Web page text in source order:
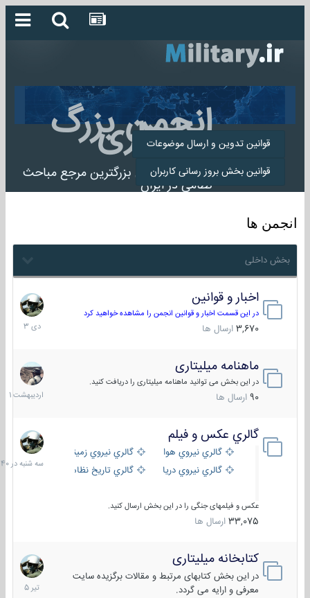
انجمن بزرگ
میلیتاری
انجمن میلیتاری بزرگترین مرجع مباحث
نظامی در ایران
قوانین تدوین و ارسال موضوعات
قوانین بخش بروز رسانی کاربران
انجمن ها
بخش داخلی
اخبار و قوانین
در این قسمت اخبار و قوانین انجمن را مشاهده خواهید کرد
3,670 ارسال ها
22
دی
1403
ماهنامه میلیتاری
در این بخش می توانید ماهنامه میلیتاری را دریافت کنید.
90 ارسال ها
30
1401
گالري عكس و فيلم
گالري نيروي هوايي
گالري نيروي زميني
گالري نيروي دريايي
گالري تاریخ نظامی
عکس و فیلمهای جنگی را در این بخش ارسال کنید.
33,075 ارسال ها
سه
شنبه
در
کتابخانه میلیتاری
در این بخش کتابهای مرتبط و مقالات برگزیده سایت
معرفی و ارایه می گردد.
16
تیر
1405